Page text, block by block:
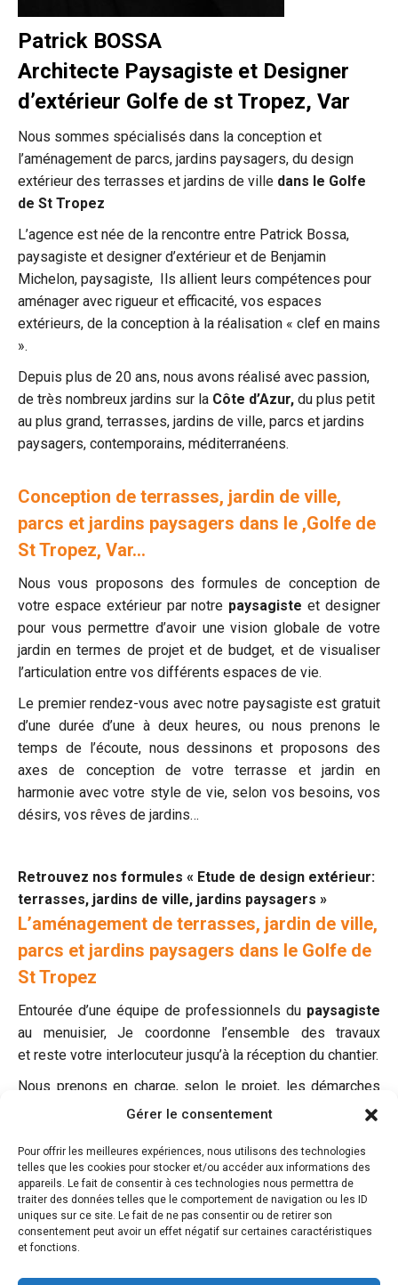
Gérer le consentement
Pour offrir les meilleures expériences, nous utilisons des technologies
telles que les cookies pour stocker et/ou accéder aux informations des
appareils. Le fait de consentir à ces technologies nous permettra de
traiter des données telles que le comportement de navigation ou les ID
uniques sur ce site. Le fait de ne pas consentir ou de retirer son
consentement peut avoir un effet négatif sur certaines caractéristiques
et fonctions.
Patrick BOSSA
Architecte Paysagiste et Designer
d’extérieur Golfe de st Tropez, Var
Nous sommes spécialisés dans la conception et
l’aménagement de parcs, jardins paysagers, du design
extérieur des terrasses et jardins de ville dans le Golfe
de St Tropez
L’agence est née de la rencontre entre Patrick Bossa,
paysagiste et designer d’extérieur et de Benjamin
Michelon, paysagiste, Ils allient leurs compétences pour
aménager avec rigueur et efficacité, vos espaces
extérieurs, de la conception à la réalisation « clef en mains
».
Depuis plus de 20 ans, nous avons réalisé avec passion,
de très nombreux jardins sur la Côte d’Azur, du plus petit
au plus grand, terrasses, jardins de ville, parcs et jardins
paysagers, contemporains, méditerranéens.
Conception de terrasses, jardin de ville,
parcs et jardins paysagers dans le ,Golfe de
St Tropez, Var…
Nous vous proposons des formules de conception de
votre espace extérieur par notre paysagiste et designer
pour vous permettre d’avoir une vision globale de votre
jardin en termes de projet et de budget, et de visualiser
l’articulation entre vos différents espaces de vie.
Le premier rendez-vous avec notre paysagiste est gratuit
d’une durée d’une à deux heures, ou nous prenons le
temps de l’écoute, nous dessinons et proposons des
axes de conception de votre terrasse et jardin en
harmonie avec votre style de vie, selon vos besoins, vos
désirs, vos rêves de jardins…
Retrouvez nos formules « Etude de design extérieur:
terrasses, jardins de ville, jardins paysagers »
L’aménagement de terrasses, jardin de ville,
parcs et jardins paysagers dans le Golfe de
St Tropez
Entourée d’une équipe de professionnels du paysagiste
au menuisier, Je coordonne l’ensemble des travaux
et reste votre interlocuteur jusqu’à la réception du chantier.
Nous prenons en charge, selon le projet, les démarches
administratives, demande d’autorisation de travaux et tout
Design extérieur d’un jardin de village dans le Var
Projet de rénovation des jardins de la villa Rose Mary à St
Tropez
Création d’un jardin écologique dans le golfe de st Tropez